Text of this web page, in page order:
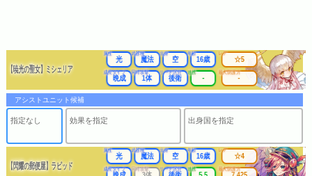
【暁光の聖女】ミシェリア
属性
光
武器種
魔法
出身
空
年齢
16歳
成長タイプ
晩成
同時攻撃
1体
リーチ区分
後衛
連携
-
レア
☆5
最大防護力
-
アシストユニット候補
指定なし 効果を指定 出身国を指定
【閃耀の郵便屋】ラピッド
属性
光
武器種
魔法
出身
空
年齢
16歳
成長タイプ 同時攻撃 リーチ区分 連携
レア
☆4
最大防護力